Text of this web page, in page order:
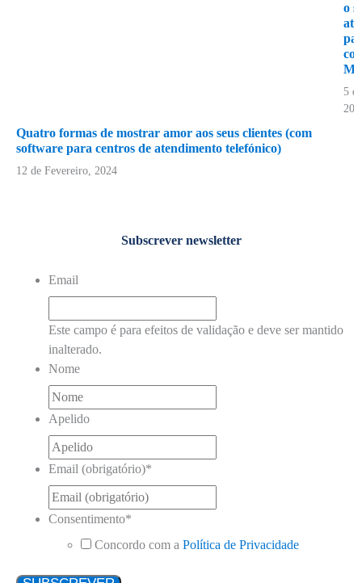
o
5
Quatro formas de mostrar amor aos seus clientes (com
software para centros de atendimento telefónico)
12 de Fevereiro, 2024
Subscrever newsletter
Email
Este campo é para efeitos de validação e deve ser mantido
inalterado.
Nome
Apelido
Email (obrigatório)*
Consentimento*
Concordo com a Política de Privacidade